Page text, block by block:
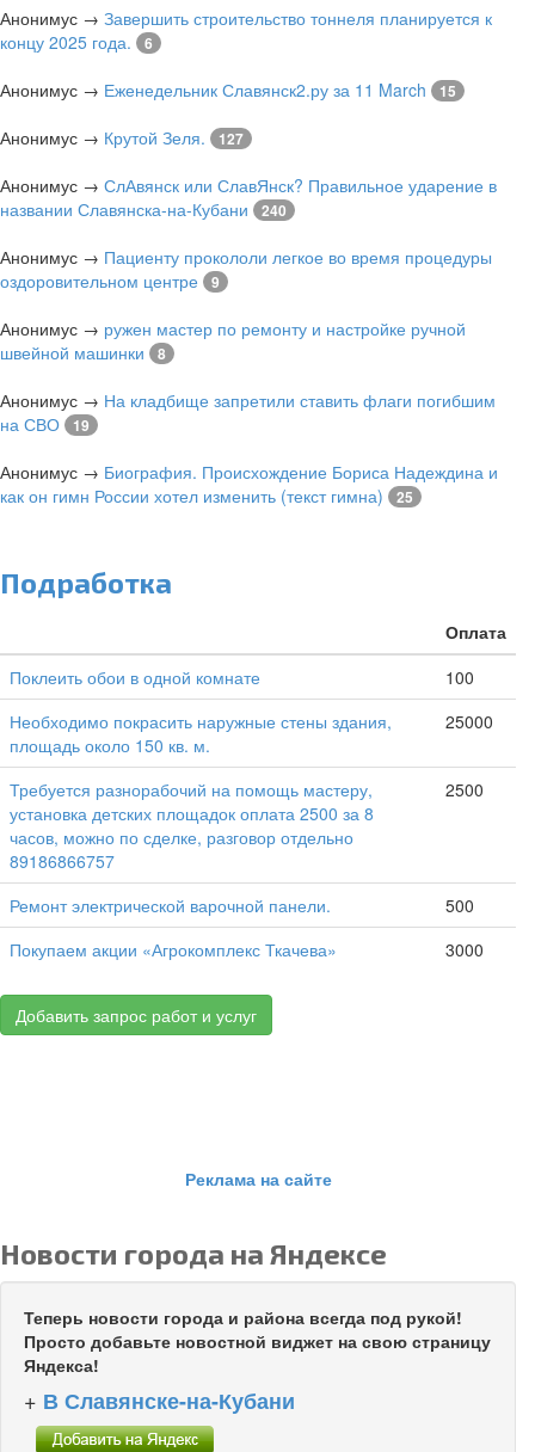
Анонимус → Завершить строительство тоннеля планируется к
концу 2025 года.
6
Анонимус → Еженедельник Славянск2.ру за 11 March 15
Анонимус → Крутой Зеля. 127
Анонимус → СлАвянск или СлавЯнск? Правильное ударение в
названии Славянска-на-Кубани
240
Анонимус → Пациенту прокололи легкое во время процедуры
оздоровительном центре
9
Анонимус → ружен мастер по ремонту и настройке ручной
швейной машинки
8
Анонимус → На кладбище запретили ставить флаги погибшим
на СВО
19
Анонимус → Биография. Происхождение Бориса Надеждина и
как он гимн России хотел изменить (текст гимна)
25
Подработка
Оплата
Поклеить обои в одной комнате
100
Необходимо покрасить наружные стены здания,
площадь около 150 кв. м.
25000
Требуется разнорабочий на помощь мастеру,
установка детских площадок оплата 2500 за 8
часов, можно по сделке, разговор отдельно
89186866757
2500
Ремонт электрической варочной панели.
500
Покупаем акции «Агрокомплекс Ткачева»
3000
Добавить запрос работ и услуг
Реклама на сайте
Новости города на Яндексе
Теперь новости города и района всегда под рукой!
Просто добавьте новостной виджет на свою страницу
Яндекса!
+ В Славянске-на-Кубани